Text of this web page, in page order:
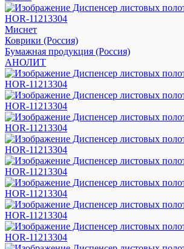
Миснет
Коврики (Россия)
Бумажная продукция (Россия)
АНОЛИТ